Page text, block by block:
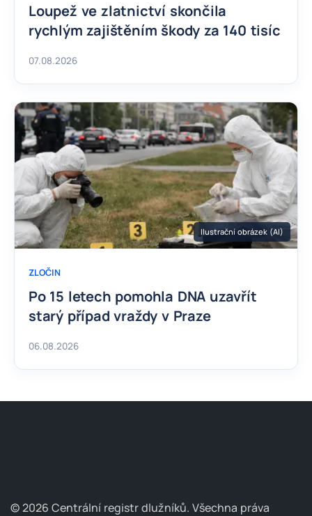
Loupež ve zlatnictví skončila
rychlým zajištěním škody za 140 tisíc
07.08.2026
Ilustrační obrázek (AI)
ZLOČIN
Po 15 letech pomohla DNA uzavřít
starý případ vraždy v Praze
06.08.2026
© 2026 Centrální registr dlužníků. Všechna práva